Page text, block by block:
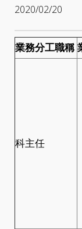
2020/02/20
業務分工職稱
科主任